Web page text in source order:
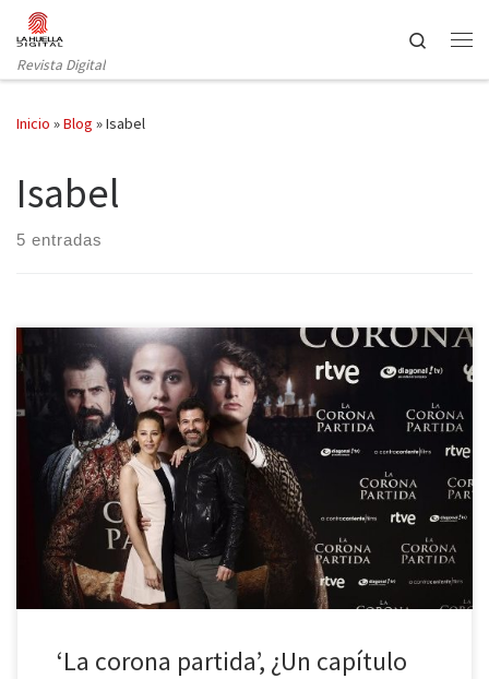
Saltar al contenido
Revista Digital
Search
Inicio »Blog »Isabel
Isabel
5 entradas
La corona partida, el largometraje dirigido por Jordi Frades y
protagonizado por Irene Escolar, Rodolfo Sancho y Raúl Mérida,
se estrenó el pasado viernes en 200 cines de toda España, y
nosotros tuvimos la oportunidad de charlar con Jordi e Irene sobre
este nuevo capítulo de sus vidas. La trama […]
‘La corona partida’, ¿Un capítulo